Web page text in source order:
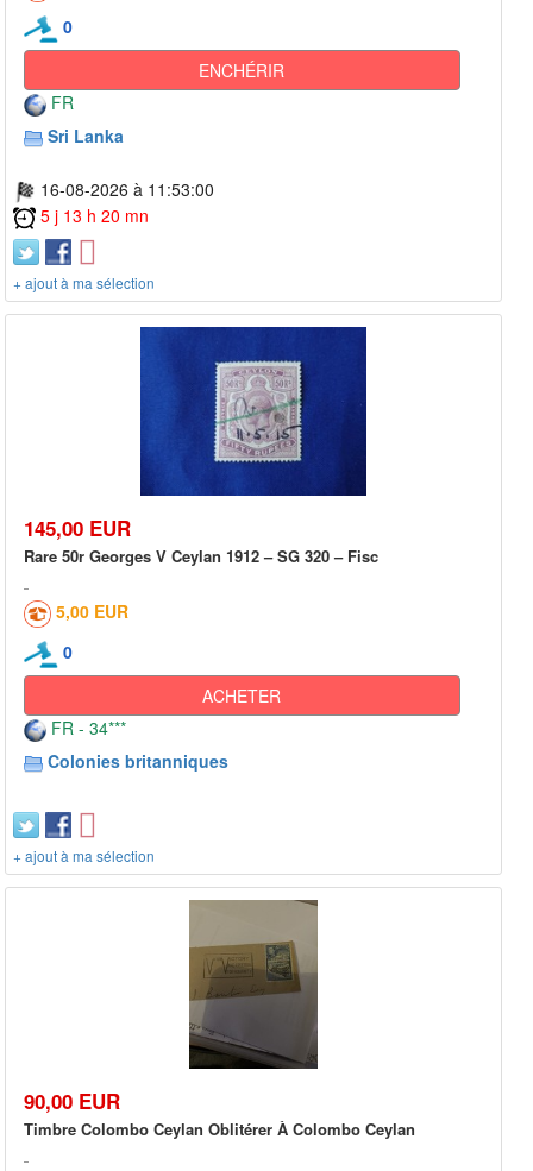
0
ENCHÉRIR
FR
Sri Lanka
16-08-2026 à 11:53:00
5 j 13 h 20 mn
+ ajout à ma sélection
145,00 EUR
Rare 50r Georges V Ceylan 1912 – SG 320 – Fisc
5,00 EUR
0
ACHETER
FR - 34***
Colonies britanniques
+ ajout à ma sélection
90,00 EUR
Timbre Colombo Ceylan Oblitérer À Colombo Ceylan